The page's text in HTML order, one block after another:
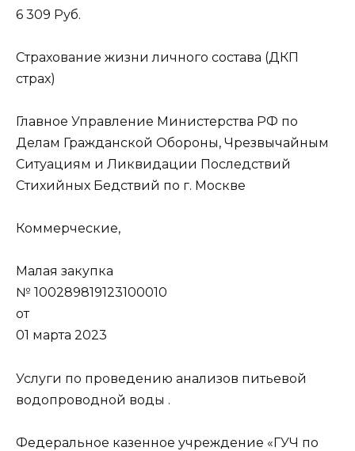
6 309 Руб.
Страхование жизни личного состава (ДКП
страх)
Главное Управление Министерства РФ по
Делам Гражданской Обороны, Чрезвычайным
Ситуациям и Ликвидации Последствий
Стихийных Бедствий по г. Москве
Коммерческие,
Малая закупка
№ 100289819123100010
от
01 марта 2023
Услуги по проведению анализов питьевой
водопроводной воды .
Федеральное казенное учреждение «ГУЧ по